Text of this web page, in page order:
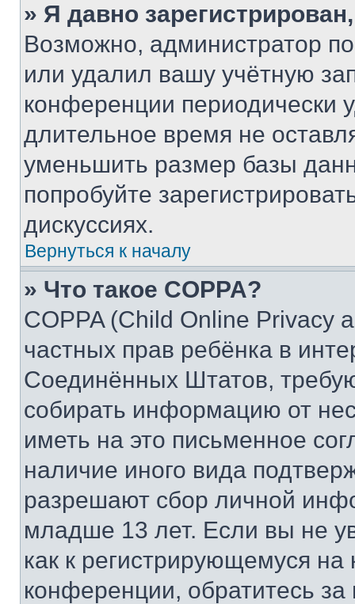
» Я давно
Возможно, администратор
или удалил вашу учётную
конференции периодически
длительное время не
уменьшить размер базы
попробуйте
дискуссиях.
Вернуться к началу
» Что такое COPPA?
COPPA (Child Online Privacy
частных прав ребёнка в
Соединённых Штатов,
собирать информацию от
иметь на это письменное
наличие иного вида
разрешают сбор личной
младше 13 лет. Если вы не
как к регистрирующемуся
конференции, обратитесь